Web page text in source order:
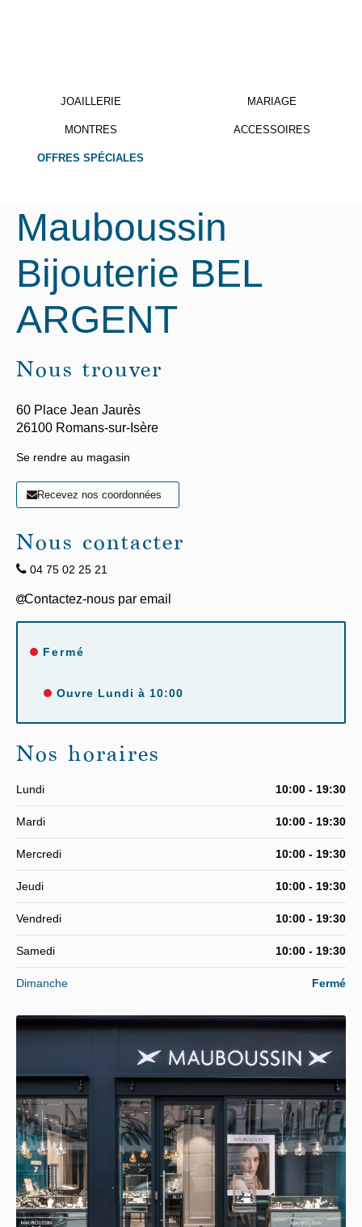
JOAILLERIE MARIAGE
MONTRES ACCESSOIRES
OFFRES SPÉCIALES
Mauboussin
Bijouterie BEL
ARGENT
Nous trouver
60 Place Jean Jaurès
26100 Romans-sur-Isère
Se rendre au magasin
Recevez nos coordonnées
Nous contacter
04 75 02 25 21
Fermé
Ouvre Lundi à 10:00
Nos horaires
Lundi 10:00 - 19:30
Mardi 10:00 - 19:30
Mercredi 10:00 - 19:30
Jeudi 10:00 - 19:30
Vendredi 10:00 - 19:30
Samedi 10:00 - 19:30
Dimanche Fermé